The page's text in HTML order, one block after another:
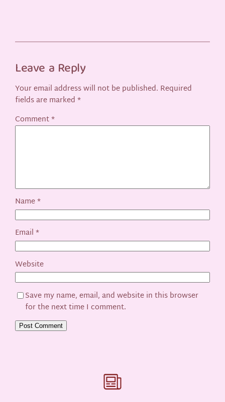
Leave a Reply
Your email address will not be published. Required
fields are marked*
Comment*
Name*
Email*
Website
Save my name, email, and website in this browser
for the next time I comment.